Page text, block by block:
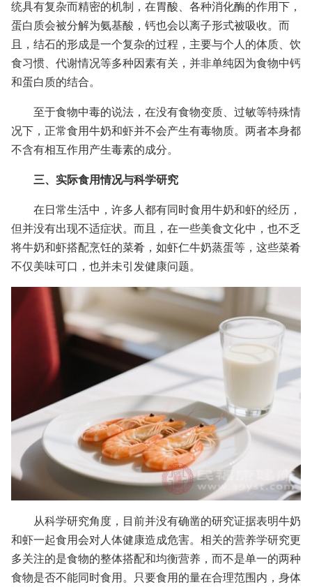
统具有复杂而精密的机制，在胃酸、各种消化酶的作用下，
蛋白质会被分解为氨基酸，钙也会以离子形式被吸收。而
且，结石的形成是一个复杂的过程，主要与个人的体质、饮
食习惯、代谢情况等多种因素有关，并非单纯因为食物中钙
和蛋白质的结合。
至于食物中毒的说法，在没有食物变质、过敏等特殊情
况下，正常食用牛奶和虾并不会产生有毒物质。两者本身都
不含有相互作用产生毒素的成分。
三、实际食用情况与科学研究
在日常生活中，许多人都有同时食用牛奶和虾的经历，
但并没有出现不适症状。而且，在一些美食文化中，也不乏
将牛奶和虾搭配烹饪的菜肴，如虾仁牛奶蒸蛋等，这些菜肴
不仅美味可口，也并未引发健康问题。
从科学研究角度，目前并没有确凿的研究证据表明牛奶
和虾一起食用会对人体健康造成危害。相关的营养学研究更
多关注的是食物的整体搭配和均衡营养，而不是单一的两种
食物是否不能同时食用。只要食用的量在合理范围内，身体